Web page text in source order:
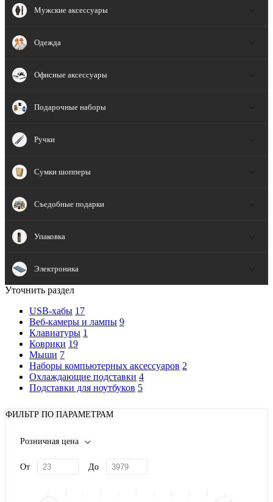
Мужские аксессуары
Одежда
Офисные аксессуары
Подарочные наборы
Ручки
Сумки шопперы
Съедобные подарки
Упаковка
Электроника
Уточнить раздел
USB-хабы 17
Веб-камеры и лампы 9
Клавиатуры 1
Коврики 19
Мыши 7
Наборы компьютерных аксессуаров 2
Охлаждающие подставки 4
Подставки для ноутбуков 5
ФИЛЬТР ПО ПАРАМЕТРАМ
Розничная цена
От До